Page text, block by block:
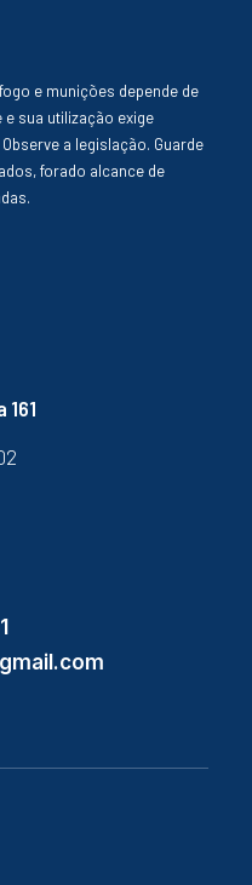
e munições depende de
sua utilização exige
a legislação. Guarde
forado alcance de